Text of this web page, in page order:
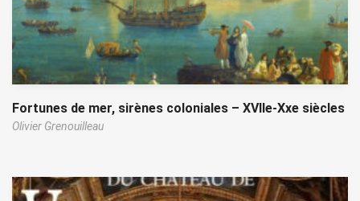
Fortunes de mer, sirènes coloniales – XVIIe-Xxe siècles
Olivier Grenouilleau